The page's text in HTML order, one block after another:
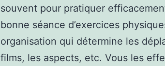
souvent pour pratiquer
bonne séance d’exercices
organisation qui détermine les
films, les aspects, etc. Vous les